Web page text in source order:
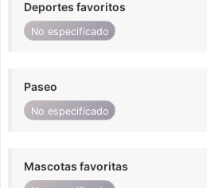
Deportes favoritos
No especificado
Paseo
No especificado
Mascotas favoritas